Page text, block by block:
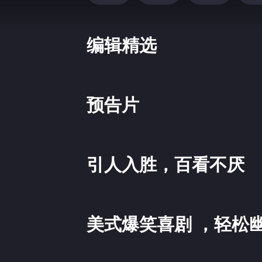
编辑精选
预告片
引人入胜，百看不厌
美式爆笑喜剧 ，轻松